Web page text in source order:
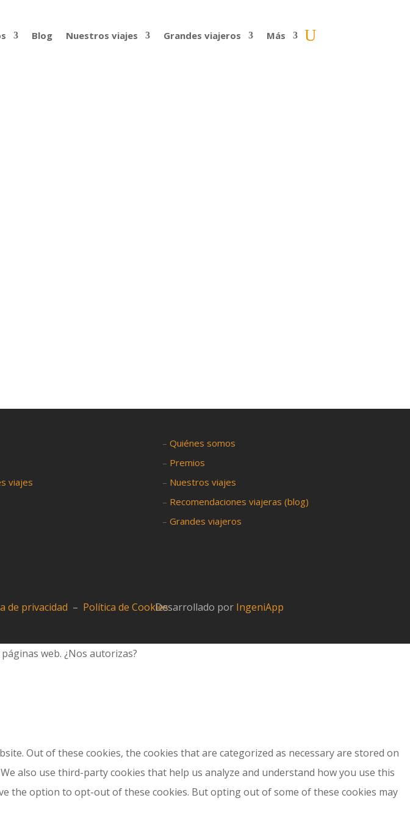
Blog Nuestros viajes Grandes viajeros Más
viajes
–Quiénes somos
– Premios
– Nuestros viajes
– Recomendaciones viajeras (blog)
–Grandes viajeros
de privacidad – Política de CookiesDesarrollado por IngeniApp
web. ¿Nos autorizas?
Out of these cookies, the cookies that are categorized as necessary are stored on
also use third-party cookies that help us analyze and understand how you use this
the option to opt-out of these cookies. But opting out of some of these cookies may